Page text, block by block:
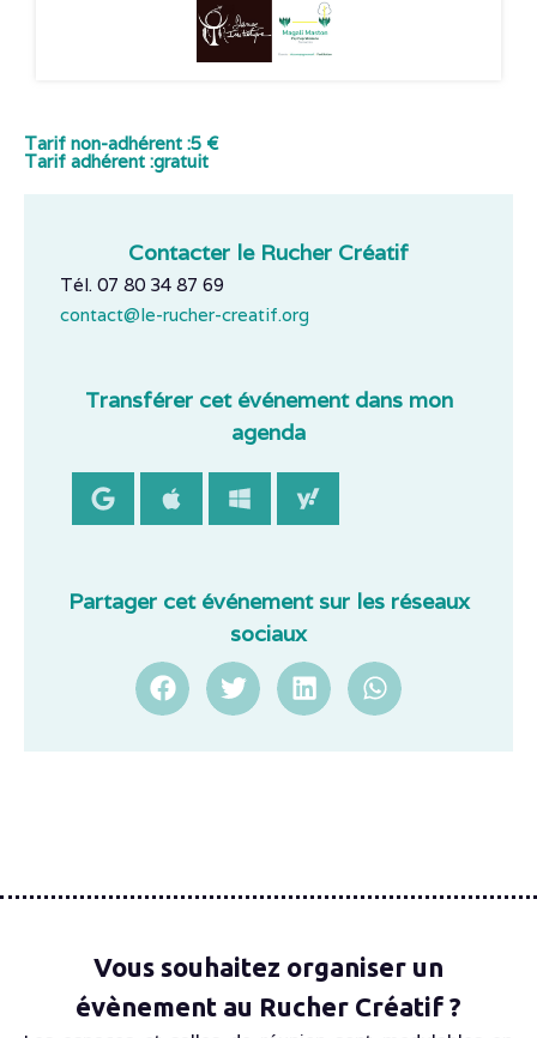
Tarif non-adhérent :5 €
Tarif adhérent :gratuit
Contacter le Rucher Créatif
Tél. 07 80 34 87 69
contact@le-rucher-creatif.org
Transférer cet événement dans mon
agenda
Partager cet événement sur les réseaux
sociaux
Vous souhaitez organiser un
évènement au Rucher Créatif ?